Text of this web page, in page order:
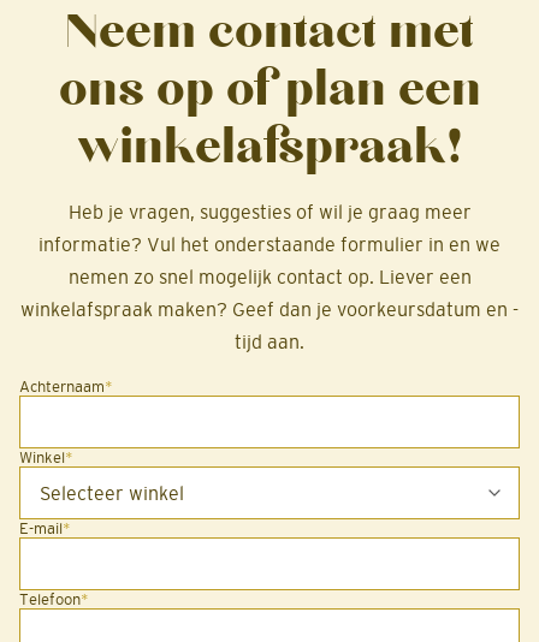
Neem contact met
ons op of plan een
winkelafspraak!
Heb je vragen, suggesties of wil je graag meer
informatie? Vul het onderstaande formulier in en we
nemen zo snel mogelijk contact op. Liever een
winkelafspraak maken? Geef dan je voorkeursdatum en -
tijd aan.
Achternaam*
Winkel*
E-mail*
Telefoon*